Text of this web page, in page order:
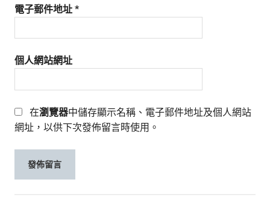
電子郵件地址 *
個人網站網址
在瀏覽器中儲存顯示名稱、電子郵件地址及個人網站
網址，以供下次發佈留言時使用。